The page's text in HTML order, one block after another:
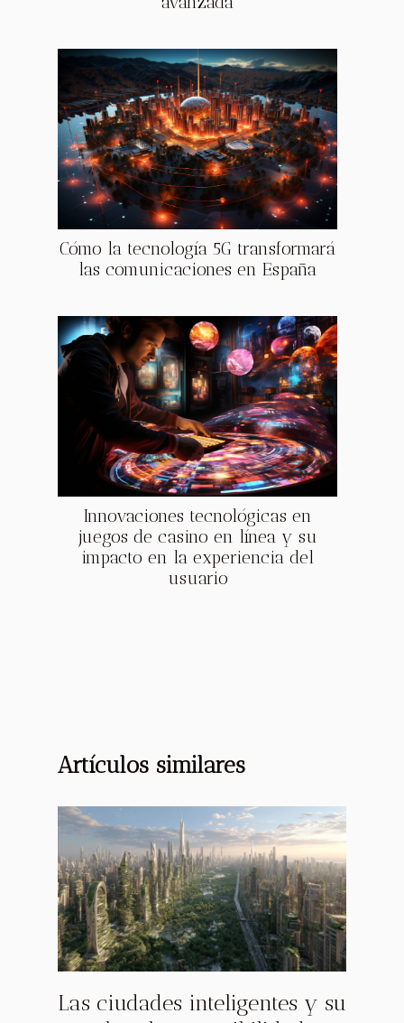
Cómo la tecnología 5G transformará
las comunicaciones en España
Innovaciones tecnológicas en
juegos de casino en línea y su
impacto en la experiencia del
usuario
Artículos similares
Las ciudades inteligentes y su